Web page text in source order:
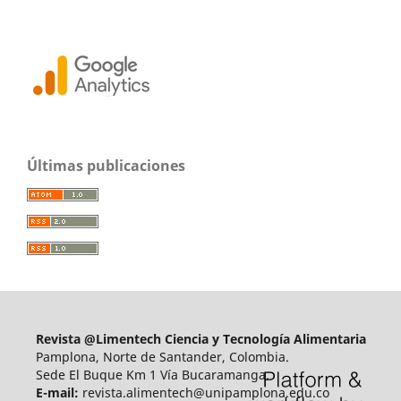
Últimas publicaciones
Revista @Limentech Ciencia y Tecnología Alimentaria
Pamplona, Norte de Santander, Colombia.
Sede El Buque Km 1 Vía Bucaramanga.
E-mail: revista.alimentech@unipamplona.edu.co